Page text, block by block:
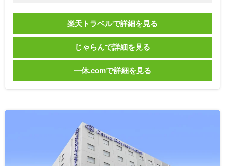
楽天トラベルで詳細を見る
じゃらんで詳細を見る
一休.comで詳細を見る